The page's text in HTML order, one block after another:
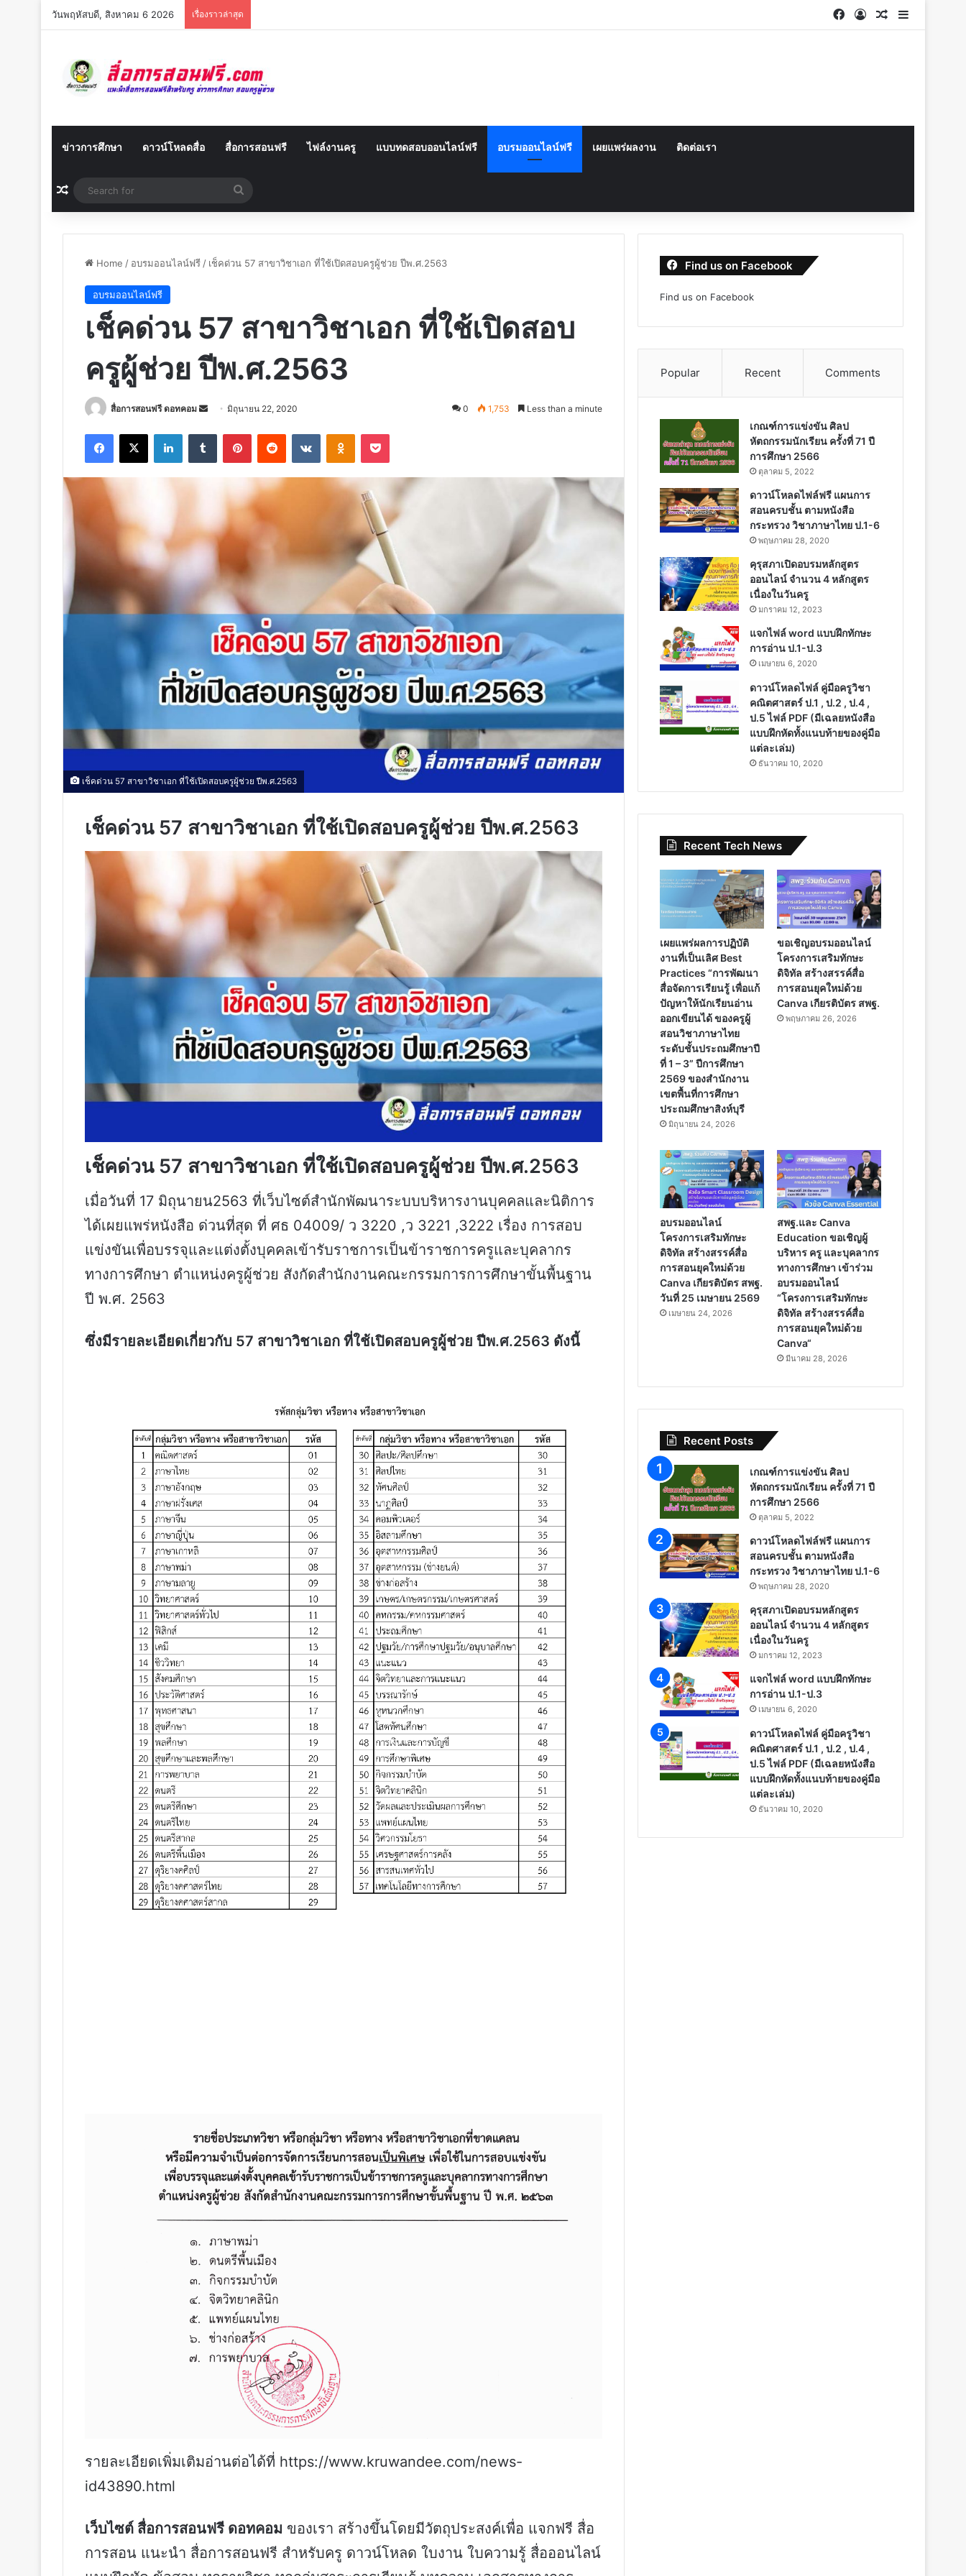
วันพฤหัสบดี, สิงหาคม 6 2026 เรื่องราวล่าสุด Facebook
Log InRandom
Sidebar
ข่าวการศึกษา ดาวน์โหลดสื่อ สื่อการสอนฟรี ไฟล์งานครู แบบทดสอบออนไลน์ฟรี อบรมออนไลน์ฟรี เผยแพร่ผลงาน ติดต่อเรา
Random Article
for
Home / อบรมออนไลน์ฟรี / เช็คด่วน 57 สาขาวิชาเอก ที่ใช้เปิดสอบครูผู้ช่วย ปีพ.ศ.2563
อบรมออนไลน์ฟรี
เช็คด่วน 57 สาขาวิชาเอก ที่ใช้เปิดสอบ
ครูผู้ช่วย ปีพ.ศ.2563
สื่อการสอนฟรี ดอทคอม
Sendมิถุนายน 22, 2020 0 1,753 Less than a minute
Facebook
X LinkedInTumblr PinterestReddit VKontakteOdnoklassniki
Pocket
เช็คด่วน 57 สาขาวิชาเอก ที่ใช้เปิดสอบครูผู้ช่วย ปีพ.ศ.2563
เช็คด่วน 57 สาขาวิชาเอก ที่ใช้เปิดสอบครูผู้ช่วย ปีพ.ศ.2563
เช็คด่วน 57 สาขาวิชาเอก ที่ใช้เปิดสอบครูผู้ช่วย ปีพ.ศ.2563
เมื่อวันที่ 17 มิถุนายน2563 ที่เว็บไซต์สำนักพัฒนาระบบบริหารงานบุคคลและนิติการ
ได้เผยแพร่หนังสือ ด่วนที่สุด ที่ ศธ 04009/ ว 3220 ,ว 3221 ,3222 เรื่อง การสอบ
แข่งขันเพื่อบรรจุและแต่งตั้งบุคคลเข้ารับราชการเป็นข้าราชการครูและบุคลากร
ทางการศึกษา ตำแหน่งครูผู้ช่วย สังกัดสำนักงานคณะกรรมการการศึกษาขั้นพื้นฐาน
ปี พ.ศ. 2563
ซึ่งมีรายละเอียดเกี่ยวกับ 57 สาขาวิชาเอก ที่ใช้เปิดสอบครูผู้ช่วย ปีพ.ศ.2563 ดังนี้
รายละเอียดเพิ่มเติมอ่านต่อได้ที่ https://www.kruwandee.com/news-
id43890.html
เว็บไซต์ สื่อการสอนฟรี ดอทคอม ของเรา สร้างขึ้นโดยมีวัตถุประสงค์เพื่อ แจกฟรี สื่อ
การสอน แนะนำ สื่อการสอนฟรี สำหรับครู ดาวน์โหลด ใบงาน ใบความรู้ สื่อออนไลน์
Find us on Facebook
Find us on Facebook
Popular Recent Comments
เกณฑ์การแข่งขัน ศิลป
หัตถกรรมนักเรียน ครั้งที่ 71 ปี
การศึกษา 2566
ตุลาคม 5, 2022
ดาวน์โหลดไฟล์ฟรี แผนการ
สอนครบชั้น ตามหนังสือ
กระทรวง วิชาภาษาไทย ป.1-6
พฤษภาคม 28, 2020
คุรุสภาเปิดอบรมหลักสูตร
ออนไลน์ จำนวน 4 หลักสูตร
เนื่องในวันครู
มกราคม 12, 2023
แจกไฟล์ word แบบฝึกทักษะ
การอ่าน ป.1-ป.3
เมษายน 6, 2020
ดาวน์โหลดไฟล์ คู่มือครูวิชา
คณิตศาสตร์ ป.1 , ป.2 , ป.4 ,
ป.5 ไฟล์ PDF (มีเฉลยหนังสือ
แบบฝึกหัดทั้งแนบท้ายของคู่มือ
แต่ละเล่ม)
ธันวาคม 10, 2020
Recent Tech News
เผยแพร่ผลการปฏิบัติ
งานที่เป็นเลิศ Best
Practices “การพัฒนา
สื่อจัดการเรียนรู้ เพื่อแก้
ปัญหาให้นักเรียนอ่าน
ออกเขียนได้ ของครูผู้
สอนวิชาภาษาไทย
ระดับชั้นประถมศึกษาปี
ที่ 1 – 3” ปีการศึกษา
2569 ของสำนักงาน
เขตพื้นที่การศึกษา
ประถมศึกษาสิงห์บุรี
มิถุนายน 24, 2026
ขอเชิญอบรมออนไลน์
โครงการเสริมทักษะ
ดิจิทัล สร้างสรรค์สื่อ
การสอนยุคใหม่ด้วย
Canva เกียรติบัตร สพฐ.
พฤษภาคม 26, 2026
อบรมออนไลน์
โครงการเสริมทักษะ
ดิจิทัล สร้างสรรค์สื่อ
การสอนยุคใหม่ด้วย
Canva เกียรติบัตร สพฐ.
วันที่ 25 เมษายน 2569
เมษายน 24, 2026
สพฐ.และ Canva
Education ขอเชิญผู้
บริหาร ครู และบุคลากร
ทางการศึกษา เข้าร่วม
อบรมออนไลน์
“โครงการเสริมทักษะ
ดิจิทัล สร้างสรรค์สื่อ
การสอนยุคใหม่ด้วย
Canva“
มีนาคม 28, 2026
Recent Posts
เกณฑ์การแข่งขัน ศิลป
หัตถกรรมนักเรียน ครั้งที่ 71 ปี
การศึกษา 2566
ตุลาคม 5, 2022
ดาวน์โหลดไฟล์ฟรี แผนการ
สอนครบชั้น ตามหนังสือ
กระทรวง วิชาภาษาไทย ป.1-6
พฤษภาคม 28, 2020
คุรุสภาเปิดอบรมหลักสูตร
ออนไลน์ จำนวน 4 หลักสูตร
เนื่องในวันครู
มกราคม 12, 2023
แจกไฟล์ word แบบฝึกทักษะ
การอ่าน ป.1-ป.3
เมษายน 6, 2020
ดาวน์โหลดไฟล์ คู่มือครูวิชา
คณิตศาสตร์ ป.1 , ป.2 , ป.4 ,
ป.5 ไฟล์ PDF (มีเฉลยหนังสือ
แบบฝึกหัดทั้งแนบท้ายของคู่มือ
แต่ละเล่ม)
ธันวาคม 10, 2020